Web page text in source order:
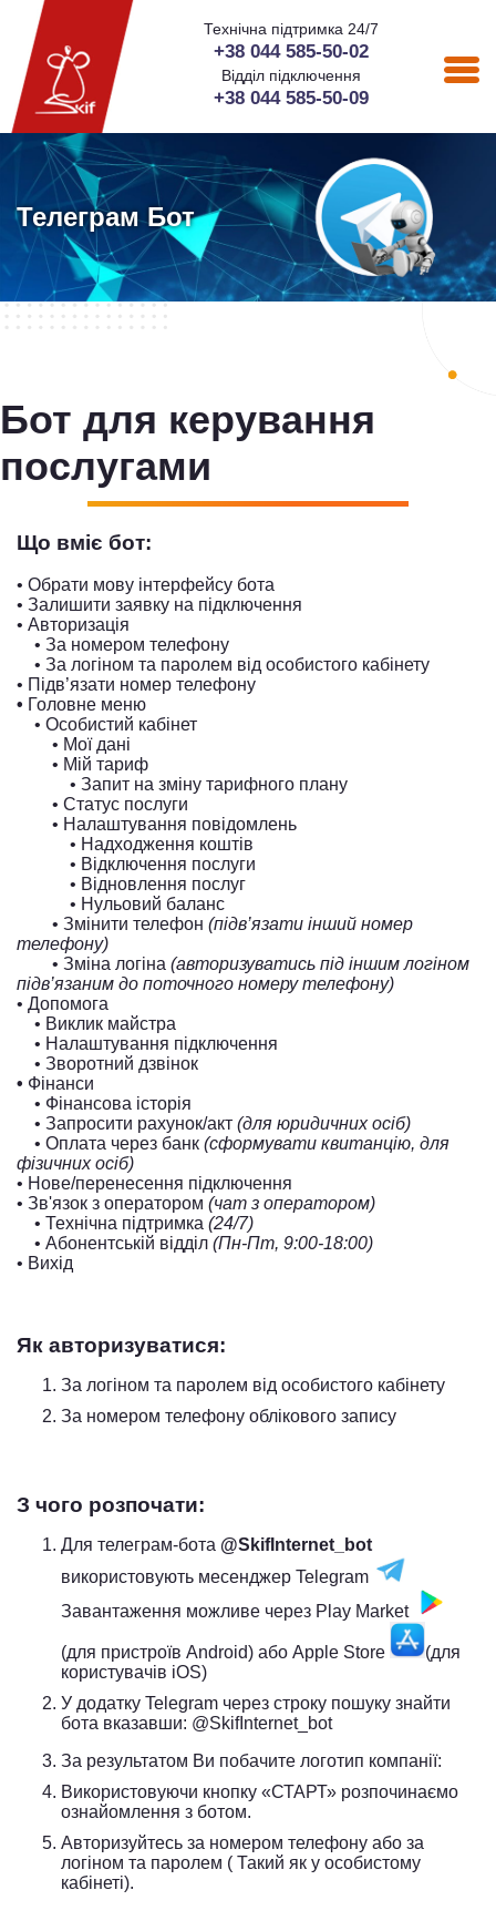
Технічна підтримка 24/7
+38 044 585-50-02
Відділ підключення
+38 044 585-50-09
Телеграм Бот
Бот для керування
послугами
Що вміє бот:
• Обрати мову інтерфейсу бота
• Залишити заявку на підключення
• Авторизація
• За номером телефону
• За логіном та паролем від особистого кабінету
• Підв’язати номер телефону
• Головне меню
• Особистий кабінет
• Мої дані
• Мій тариф
• Запит на зміну тарифного плану
• Статус послуги
• Налаштування повідомлень
• Надходження коштів
• Відключення послуги
• Відновлення послуг
• Нульовий баланс
• Змінити телефон (підв’язати інший номер
телефону)
• Зміна логіна (авторизуватись під іншим логіном
підв’язаним до поточного номеру телефону)
• Допомога
• Виклик майстра
• Налаштування підключення
• Зворотний дзвінок
• Фінанси
• Фінансова історія
• Запросити рахунок/акт (для юридичних осіб)
• Оплата через банк (сформувати квитанцію, для
фізичних осіб)
• Нове/перенесення підключення
• Зв'язок з оператором (чат з оператором)
• Технічна підтримка (24/7)
• Абонентській відділ (Пн-Пт, 9:00-18:00)
• Вихід
Як авторизуватися:
За логіном та паролем від особистого кабінету
За номером телефону облікового запису
З чого розпочати:
Для телеграм-бота @SkifInternet_bot
використовують месенджер Telegram
Завантаження можливе через Play Market
(для пристроїв Android) або Apple Store (для
користувачів iOS)
У додатку Telegram через строку пошуку знайти
бота вказавши: @SkifInternet_bot
За результатом Ви побачите логотип компанії:
Використовуючи кнопку «СТАРТ» розпочинаємо
ознайомлення з ботом.
Авторизуйтесь за номером телефону або за
логіном та паролем ( Такий як у особистому
кабінеті).